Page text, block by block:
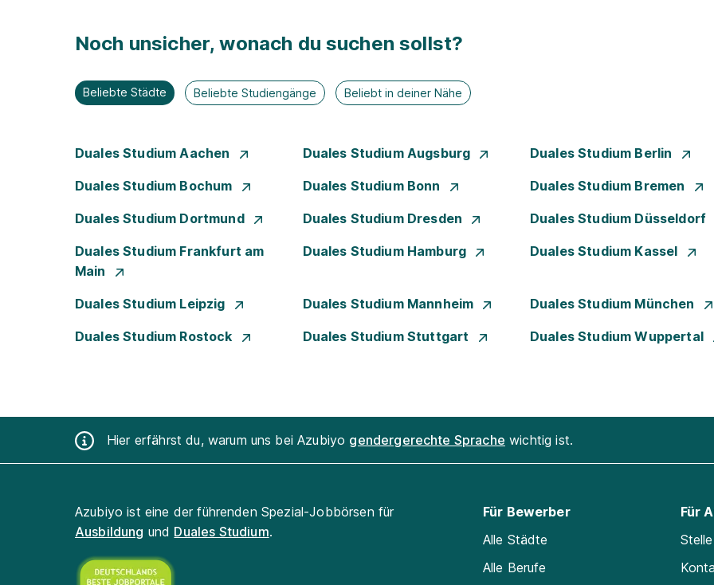
Noch unsicher, wonach du suchen sollst?
Beliebte Städte Beliebte Studiengänge Beliebt in deiner Nähe
Duales Studium Aachen Duales Studium Augsburg Duales Studium Berlin
Duales Studium Bochum Duales Studium Bonn Duales Studium Bremen
Duales Studium Dortmund Duales Studium Dresden Duales Studium Düsseldorf
Duales Studium Frankfurt am
Main
Duales Studium Hamburg Duales Studium Kassel
Duales Studium Leipzig Duales Studium Mannheim Duales Studium München
Duales Studium Rostock Duales Studium Stuttgart Duales Studium Wuppertal
Hier erfährst du, warum uns bei Azubiyo gendergerechte Sprache wichtig ist.
Azubiyo ist eine der führenden Spezial-Jobbörsen für
Ausbildung und Duales Studium.
Für Bewerber
Alle Städte
Alle Berufe
Für